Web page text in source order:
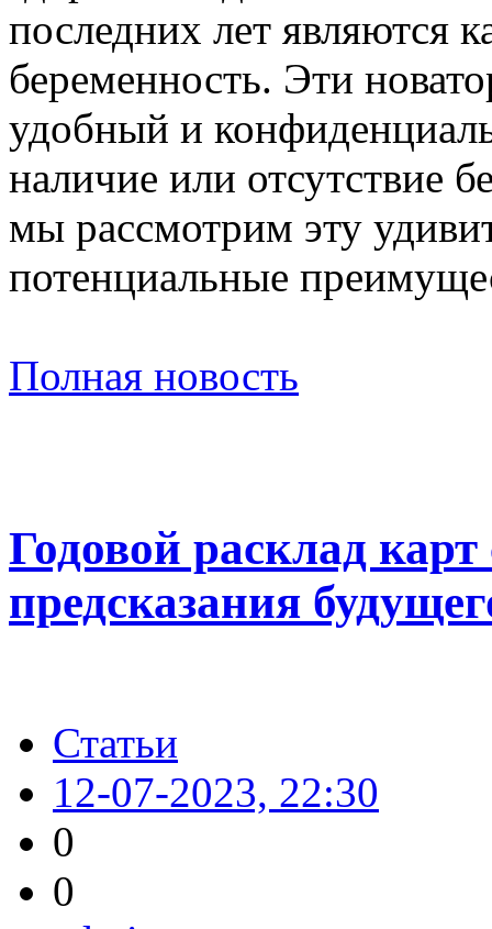
последних лет являются
беременность. Эти
удобный и
наличие или отсутствие
мы рассмотрим эту
потенциальные
Полная новость
Годовой расклад
предсказания
Статьи
12-07-2023, 22:30
0
0